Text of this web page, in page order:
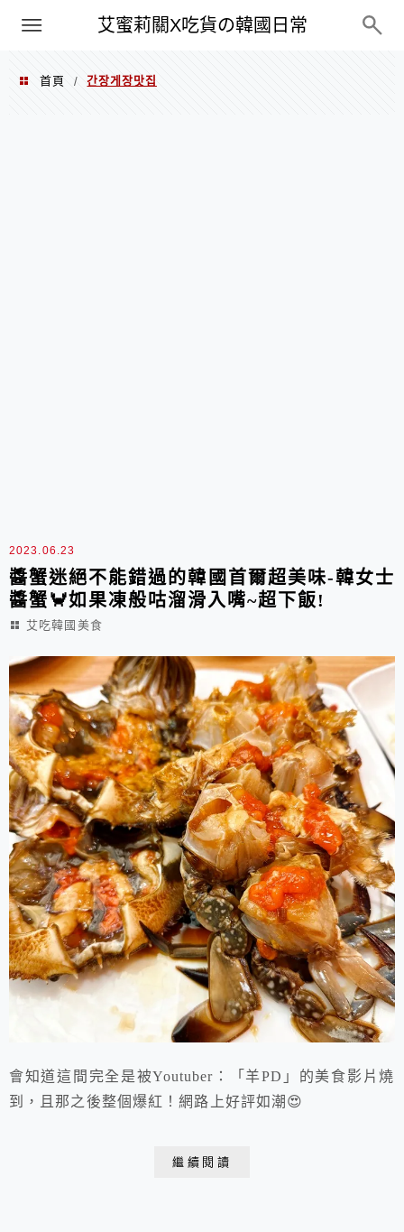
艾蜜莉關X吃貨の韓國日常
PXN
首頁 / 간장게장맛집
2023.06.23
醬蟹迷絕不能錯過的韓國首爾超美味-韓女士
醬蟹🦀️如果凍般咕溜滑入嘴~超下飯!
艾吃韓國美食
會知道這間完全是被Youtuber：「羊PD」的美食影片燒
到，且那之後整個爆紅！網路上好評如潮😍
繼續閱讀